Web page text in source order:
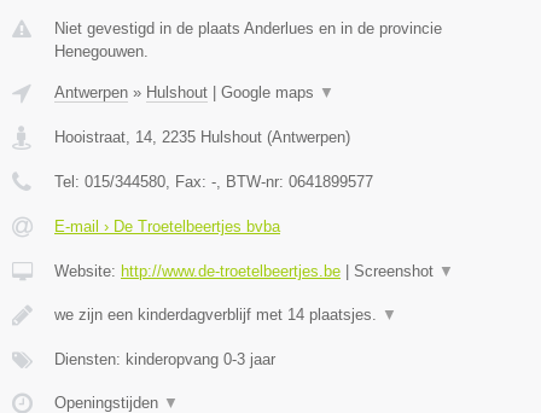
Niet gevestigd in de plaats Anderlues en in de provincie
Henegouwen.
Antwerpen » Hulshout Google maps ▼
Hooistraat, 14 2235 Hulshout (Antwerpen)
Tel: 015/344580 , Fax: - , BTW-nr: 0641899577
E-mail › De Troetelbeertjes bvba
Website: http://www.de-troetelbeertjes.be Screenshot ▼
we zijn een kinderdagverblijf met 14 plaatsjes. ▼
Diensten: kinderopvang 0-3 jaar
Openingstijden ▼